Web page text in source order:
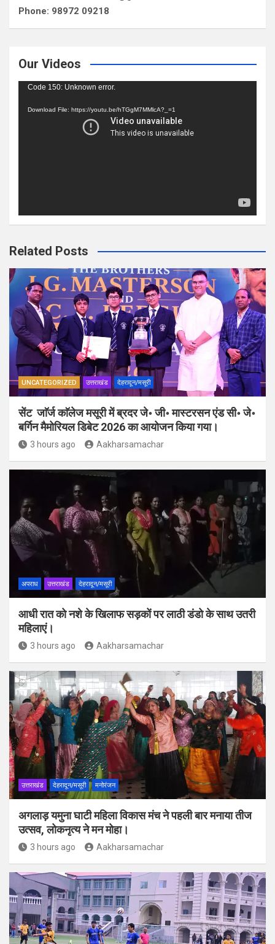
Phone: 98972 09218
Our Videos
Video
Code 150: Unknown error.
Download File: https://youtu.be/hTGgM7MMlcA?_=1
Related Posts
UNCATEGORIZED उत्तराखंड देहरादून/मसूरी
सेंट जाॅर्ज काॅलेज मसूरी में ब्रदर जे॰ जी॰ मास्टरसन एंड सी॰ जे॰
बर्गिन मैमोरियल डिबेट 2026 का आयोजन किया गया।
3 hours ago Aakharsamachar
अपराध उत्तराखंड देहरादून/मसूरी
आधी रात को नशे के खिलाफ सड़कों पर लाठी डंडो के साथ उतरी
महिलाएं।
3 hours ago Aakharsamachar
उत्तराखंड देहरादून/मसूरी मनोरंजन
अगलाड़ यमुना घाटी महिला विकास मंच ने पहली बार मनाया तीज
उत्सव, लोकनृत्य ने मन मोहा।
3 hours ago Aakharsamachar